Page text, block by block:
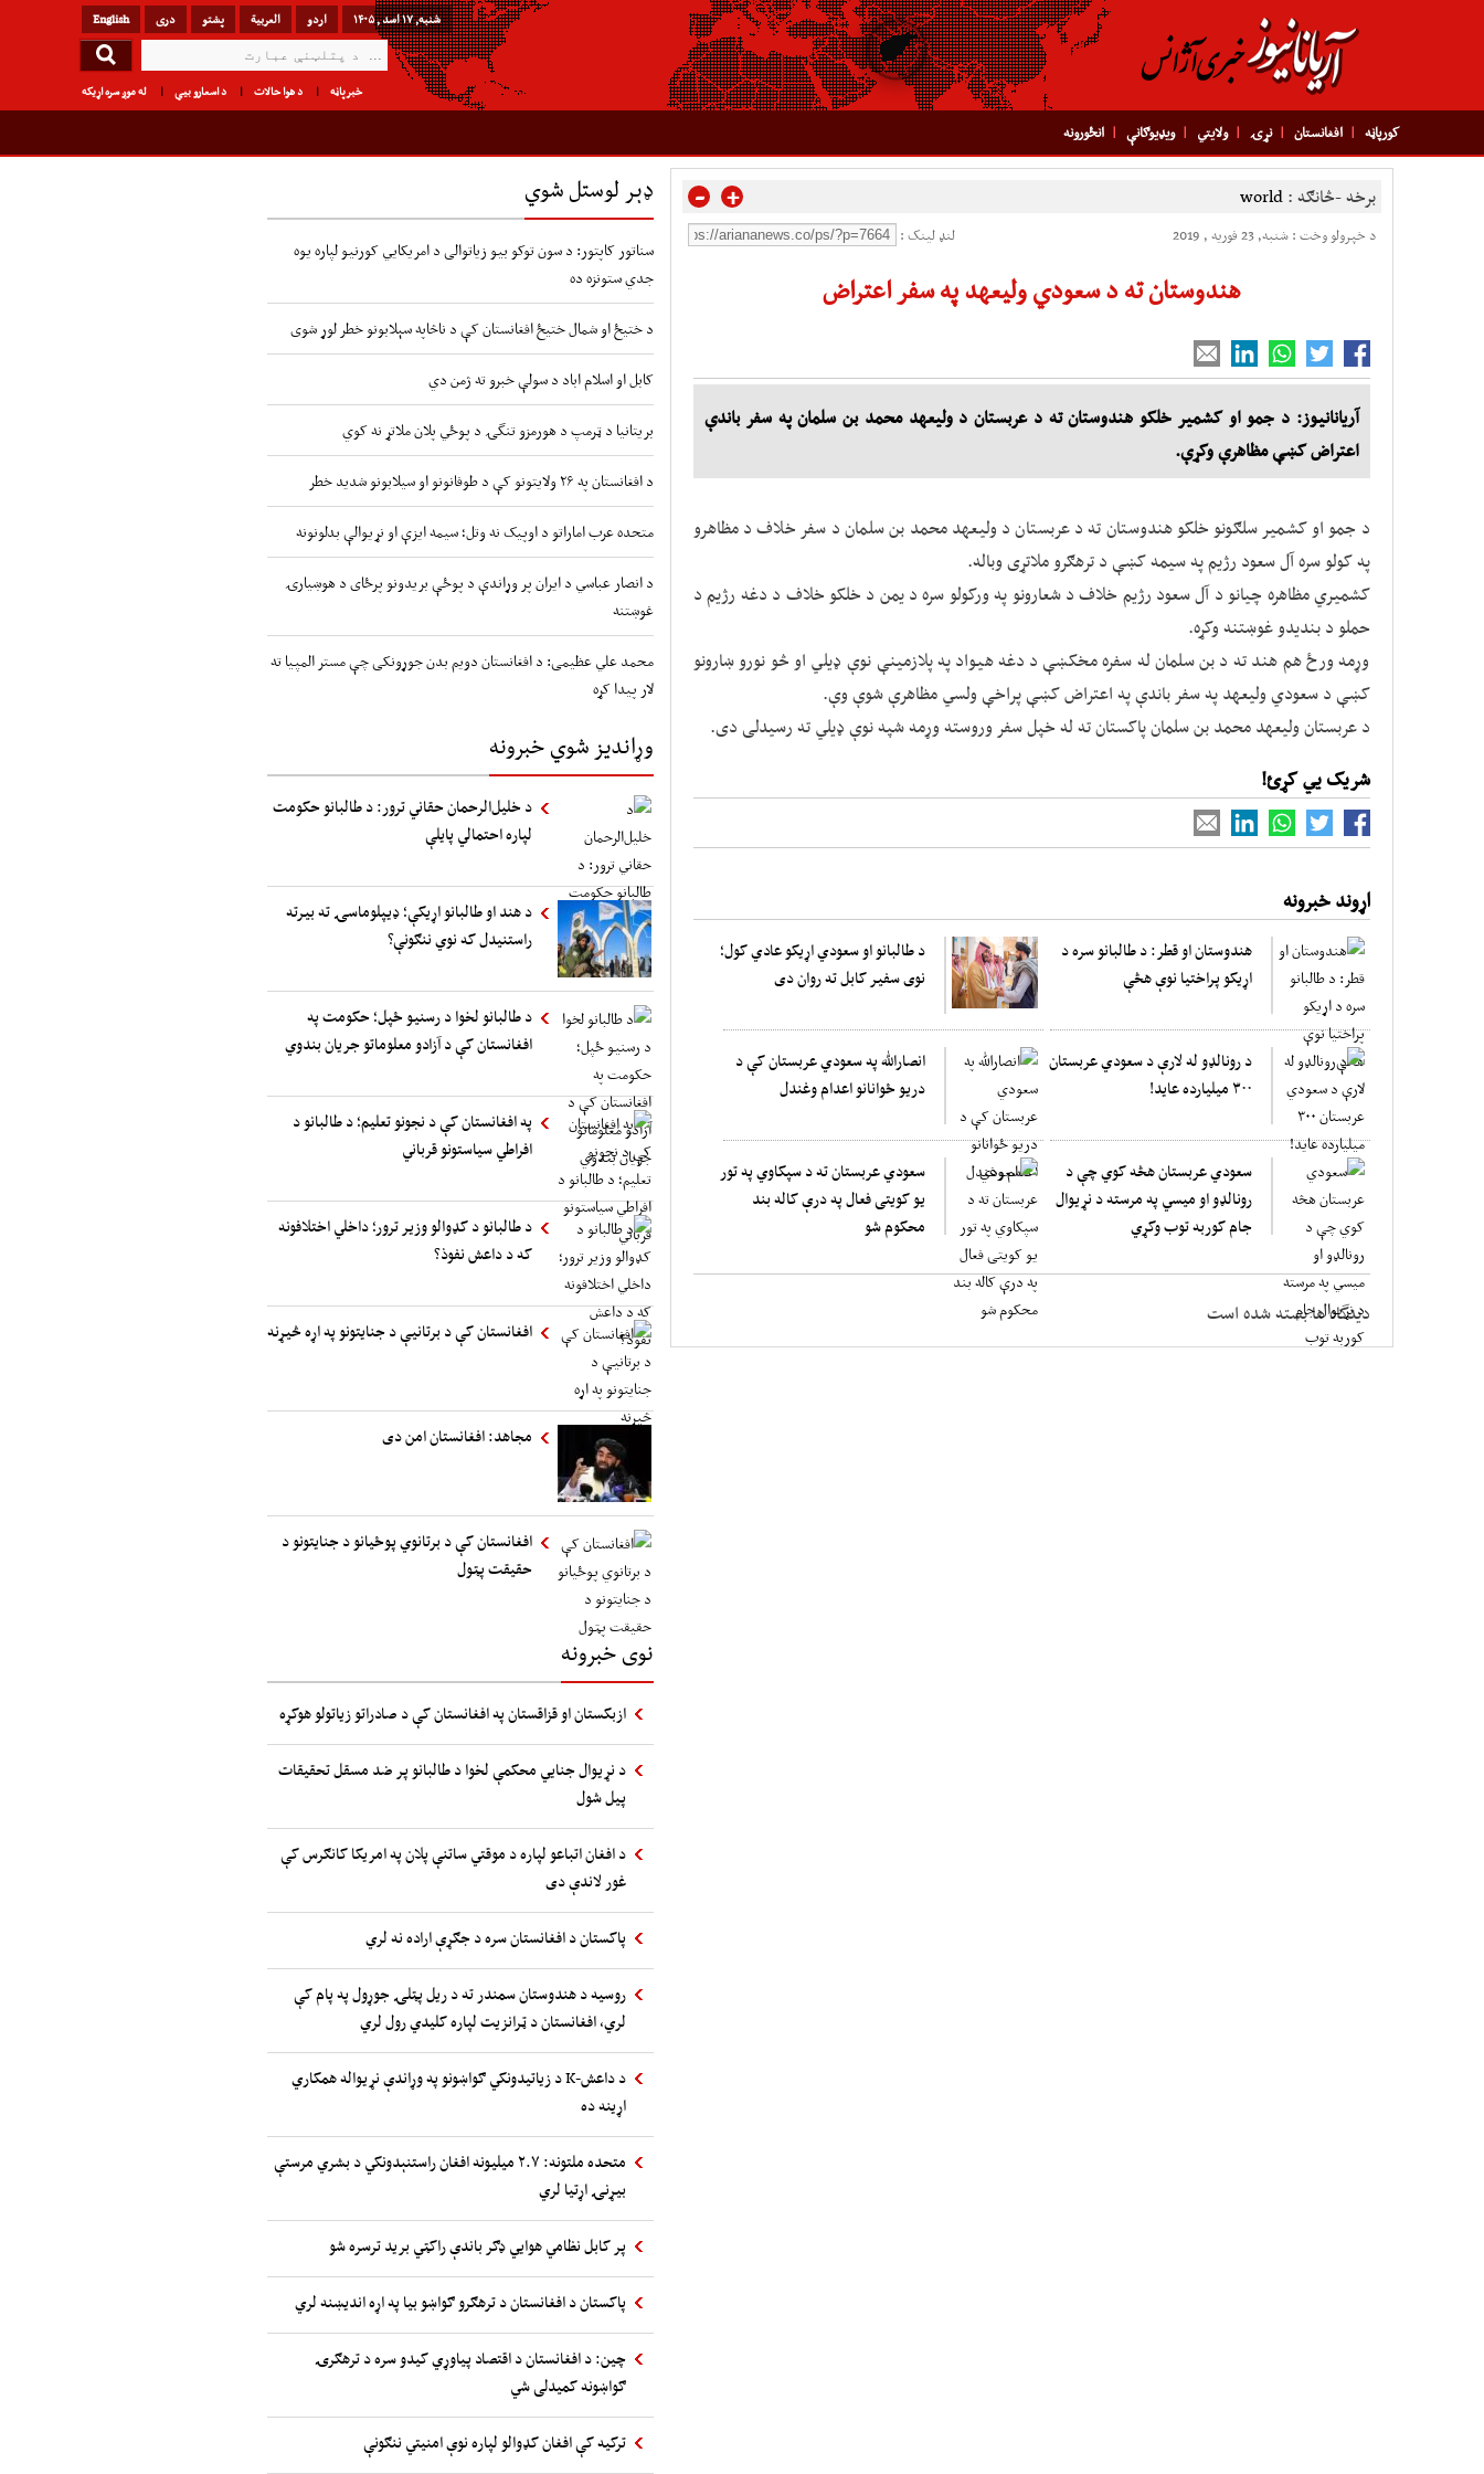
English دری پشتو العربیة اردو شنبه, ۱۷ اسد , ۱۴۰۵
له موږ سره اړیکه د اسعارو بیې د هوا حالات خبرپاڼه
کورپاڼه افغانستان نړۍ ولایتي ویډیوګانې انځورونه
برخه -څانګه : world
- +
د خپرولو وخت : شنبه, 23 فوریه , 2019 لنډ لینک :
هندوستان ته د سعودي ولیعهد په سفر اعتراض
آریانانیوز: د جمو او کشمیر خلکو هندوستان ته د عربستان د ولیعهد محمد بن سلمان په سفر باندې
اعتراض کښې مظاهرې وکړې.
د جمو او کشمیر سلګونو خلکو هندوستان ته د عربستان د ولیعهد محمد بن سلمان د سفر خلاف د مظاهرو
په کولو سره آل سعود رژیم په سیمه کښې د ترهګرو ملاتړی وباله.
کشمیري مظاهره چیانو د آل سعود رژیم خلاف د شعارونو په ورکولو سره د یمن د خلکو خلاف د دغه رژیم د
حملو د بندیدو غوښتنه وکړه.
وړمه ورځ هم هند ته د بن سلمان له سفره مخکښې د دغه هیواد په پلازمینې نوې ډیلي او څو نورو ښارونو
کښې د سعودي ولیعهد په سفر باندې په اعتراض کښې پراخې ولسي مظاهرې شوې وې.
د عربستان ولیعهد محمد بن سلمان پاکستان ته له خپل سفر وروسته وړمه شپه نوې ډیلي ته رسیدلی دی.
شریک یي کړئ!
اړوند خبرونه
هندوستان او قطر: د طالبانو سره د
اړیکو پراختیا نوې هڅې
د طالبانو او سعودي اړیکو عادي کول؛
نوی سفیر کابل ته روان دی
د رونالډو له لارې د سعودي عربستان
۳۰۰ میلیارده عاید!
انصارالله په سعودي عربستان کې د
دریو ځوانانو اعدام وغندل
سعودي عربستان هڅه کوي چې د
رونالډو او میسي په مرسته د نړیوال
جام کوربه توب وکړي
سعودي عربستان ته د سپکاوي په تور
یو کویتی فعال په درې کاله بند
محکوم شو
دیدگاه ها بسته شده است
ډېر لوستل شوي
سناتور کاپتور: د سون توکو بیو زیاتوالی د امریکایي کورنیو لپاره یوه
جدي ستونزه ده
د ختیځ او شمال ختیځ افغانستان کې د ناڅاپه سېلابونو خطر لوړ شوی
کابل او اسلام اباد د سولې خبرو ته ژمن دي
بریتانیا د ټرمپ د هورمزو تنگۍ د پوځي پلان ملاتړ نه کوي
د افغانستان په ۲۶ ولایتونو کې د طوفانونو او سیلابونو شدید خطر
متحده عرب اماراتو د اوپیک نه وتل؛ سیمه ایزې او نړیوالې بدلونونه
د انصار عباسي د ایران پر وړاندې د پوځې بریدونو پرځای د هوښیارۍ
غوښتنه
محمد علي عظیمی: د افغانستان دویم بدن جوړونکی چې مستر المپیا ته
لار پیدا کړه
وړاندیز شوي خبرونه
د خلیل‌الرحمان حقاني ترور: د طالبانو حکومت
لپاره احتمالي پایلې
د هند او طالبانو اړیکې؛ ډیپلوماسۍ ته بیرته
راستنیدل که نوي ننګونې؟
د طالبانو لخوا د رسنیو ځپل؛ حکومت په
افغانستان کې د آزادو معلوماتو جریان بندوي
په افغانستان کې د نجونو تعلیم؛ د طالبانو د
افراطي سیاستونو قرباني
د طالبانو د کډوالو وزیر ترور؛ داخلي اختلافونه
که د داعش نفوذ؟
افغانستان کې د برتانیې د جنایتونو په اړه څیړنه
مجاهد: افغانستان امن دی
افغانستان کې د برتانوي پوځیانو د جنایتونو د
حقیقت پټول
نوی خبرونه
ازبکستان او قزاقستان په افغانستان کې د صادراتو زیاتولو هوکړه
د نړیوال جنایي محکمې لخوا د طالبانو پر ضد مسقل تحقیقات
پیل شول
د افغان اتباعو لپاره د موقتي ساتنې پلان په امریکا کانګرس کې
غور لاندې دی
پاکستان د افغانستان سره د جګړې اراده نه لري
روسیه د هندوستان سمندر ته د ریل پټلۍ جوړول په پام کې
لري، افغانستان د ټرانزیت لپاره کلیدي رول لري
د داعش-K د زیاتیدونکي ګواښونو په وړاندې نړیواله همکاري
اړینه ده
متحده ملتونه: ۲.۷ میلیونه افغان راستنېدونکي د بشري مرستې
بیړنۍ اړتیا لري
پر کابل نظامي هوایي ډګر باندې راکټي برید ترسره شو
پاکستان د افغانستان د ترهګرو ګواښو بیا په اړه اندیښنه لري
چین: د افغانستان د اقتصاد پیاوړي کیدو سره د ترهګرۍ
ګواښونه کمیدلی شي
ترکیه کې افغان کډوالو لپاره نوې امنیتي ننګونې